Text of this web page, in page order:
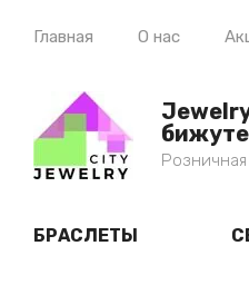
Главная О нас
БРАСЛЕТЫ